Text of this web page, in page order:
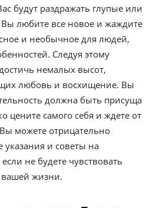
будут раздражать глупые или
любите все новое и жаждите
и необычное для людей,
Следуя этому
немалых высот,
любовь и восхищение. Вы
должна быть присуща
цените самого себя и ждете от
можете отрицательно
указания и советы на
не будете чувствовать
жизни.